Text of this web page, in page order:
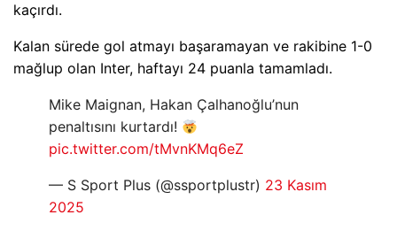
kaçırdı.
Kalan sürede gol atmayı başaramayan ve rakibine 1-0
mağlup olan Inter, haftayı 24 puanla tamamladı.
Mike Maignan, Hakan Çalhanoğlu’nun
penaltısını kurtardı!
pic.twitter.com/tMvnKMq6eZ
— S Sport Plus (@ssportplustr) 23 Kasım
2025